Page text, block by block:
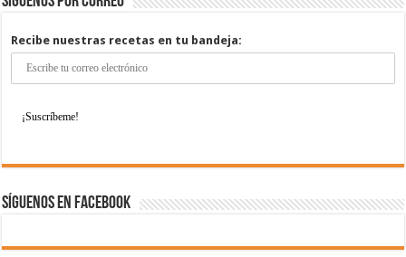
Recibe nuestras recetas en tu bandeja:
Síguenos en Facebook